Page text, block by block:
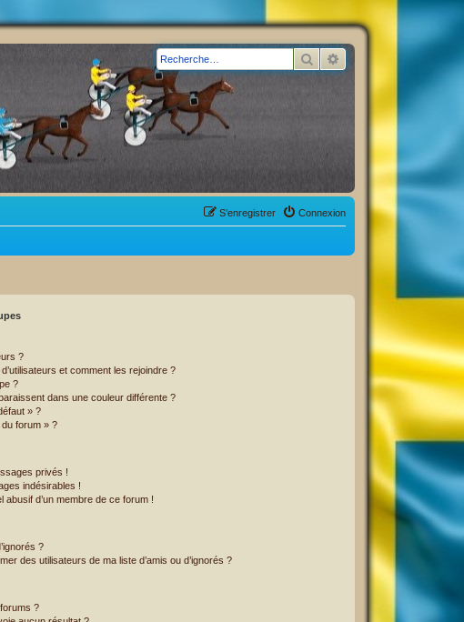
Rechercher
Connexion
S’enregistrer
?
et comment les rejoindre ?
?
dans une couleur différente ?
» ?
du forum » ?
privés !
indésirables !
abusif d’un membre de ce forum !
?
des utilisateurs de ma liste d’amis ou d’ignorés ?
?